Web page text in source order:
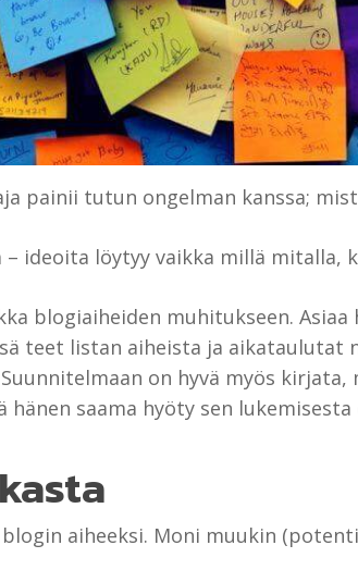
painii tutun ongelman kanssa;
– ideoita löytyy vaikka millä mitalla,
blogiaiheiden muhitukseen.
teet listan aiheista ja
on hyvä myös
saama hyöty sen
aiheeksi. Moni muukin